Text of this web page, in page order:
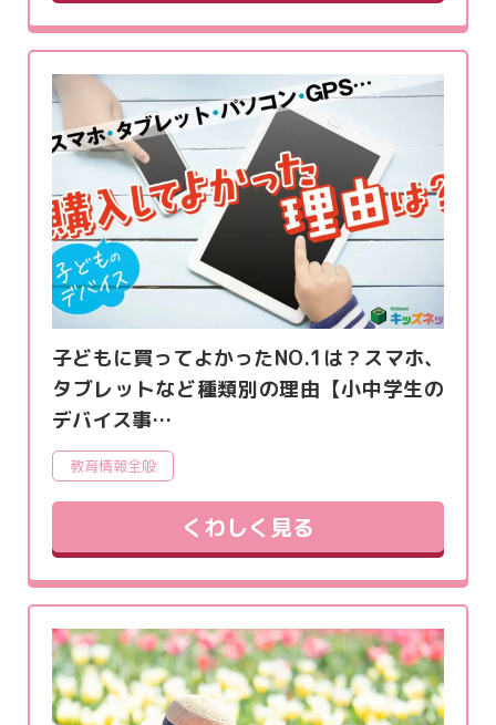
子どもに買ってよかったNO.1は？スマホ、
タブレットなど種類別の理由【小中学生の
デバイス事…
教育情報全般
くわしく見る